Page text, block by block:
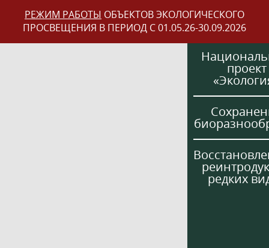
РЕЖИМ РАБОТЫ ОБЪЕКТОВ ЭКОЛОГИЧЕСКОГО
ПРОСВЕЩЕНИЯ В ПЕРИОД С 01.05.26-30.09.2026
проект
редких